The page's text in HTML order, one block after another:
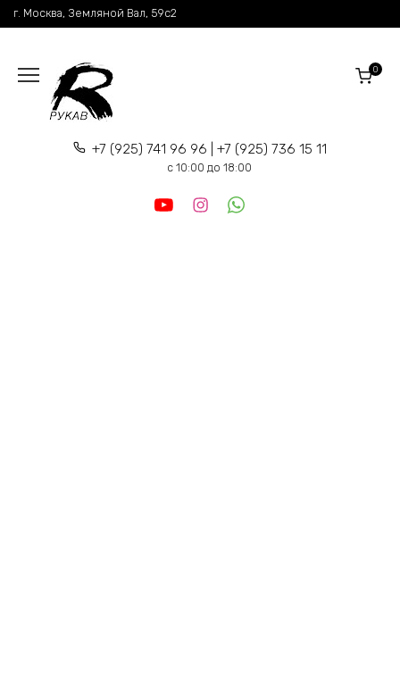
Перейти
к
г. Москва, Земляной Вал, 59c2
+7 (925) 741 96 96 | +7 (925) 736 15 11
c 10:00 до 18:00
0